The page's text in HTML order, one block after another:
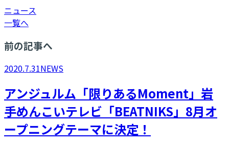
ニュース
一覧へ
前の記事へ
2020.7.31NEWS
アンジュルム「限りあるMoment」岩
手めんこいテレビ「BEATNIKS」8月オ
ープニングテーマに決定！